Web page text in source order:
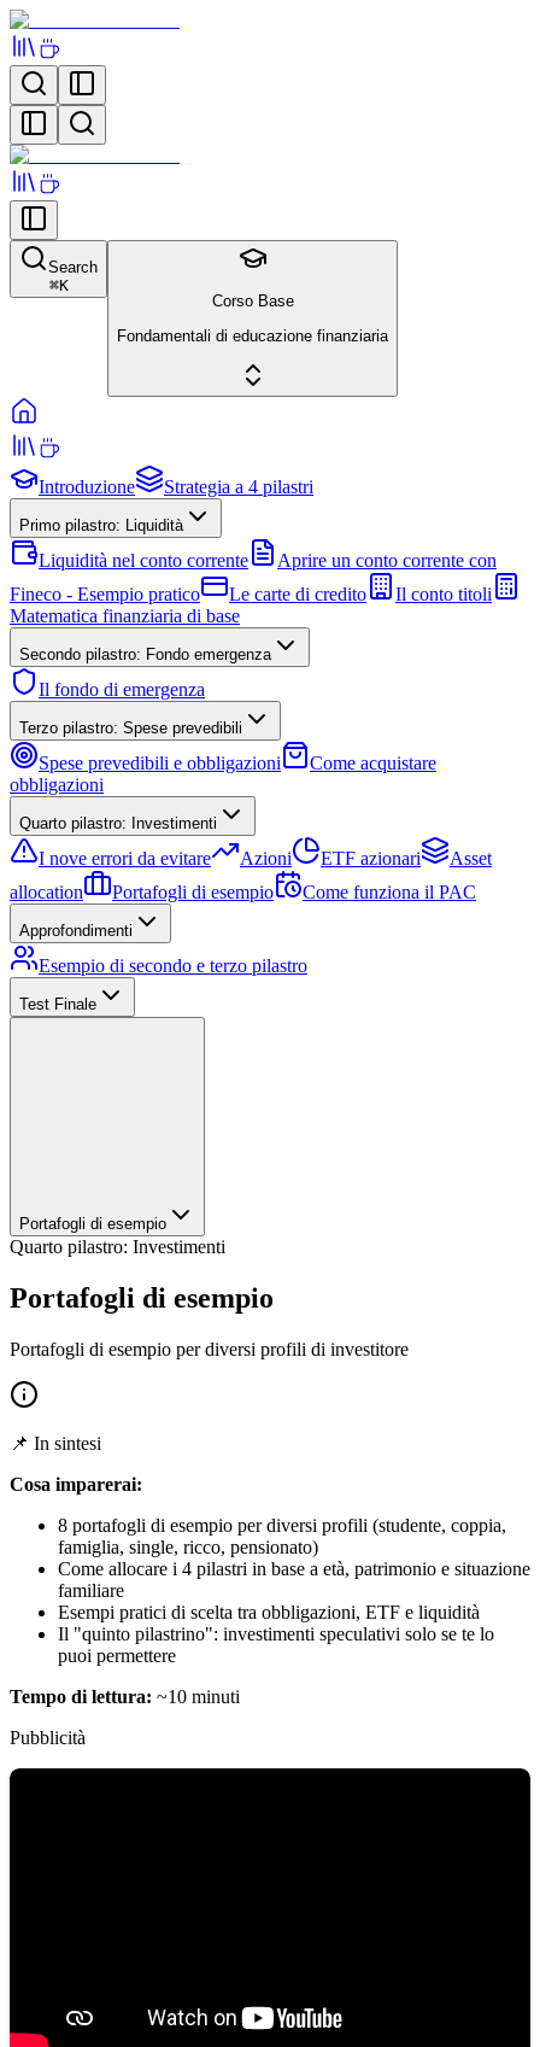
Search
⌘K
Corso Base
Fondamentali di educazione finanziaria
Introduzione Strategia a 4 pilastri
Primo pilastro: Liquidità
Liquidità nel conto corrente
Aprire un conto corrente con
Fineco - Esempio pratico
Le carte di credito
Il conto titoli
Matematica finanziaria di base
Secondo pilastro: Fondo emergenza
Il fondo di emergenza
Terzo pilastro: Spese prevedibili
Spese prevedibili e obbligazioni
Come acquistare
obbligazioni
Quarto pilastro: Investimenti
I nove errori da evitare Azioni ETF azionari
Asset
allocation
Portafogli di esempio Come funziona il PAC
Approfondimenti
Esempio di secondo e terzo pilastro
Test Finale
Portafogli di esempio
Quarto pilastro: Investimenti
Portafogli di esempio
Portafogli di esempio per diversi profili di investitore
📌 In sintesi
Cosa imparerai:
8 portafogli di esempio per diversi profili (studente, coppia,
famiglia, single, ricco, pensionato)
Come allocare i 4 pilastri in base a età, patrimonio e situazione
familiare
Esempi pratici di scelta tra obbligazioni, ETF e liquidità
Il "quinto pilastrino": investimenti speculativi solo se te lo
puoi permettere
Tempo di lettura: ~10 minuti
Pubblicità